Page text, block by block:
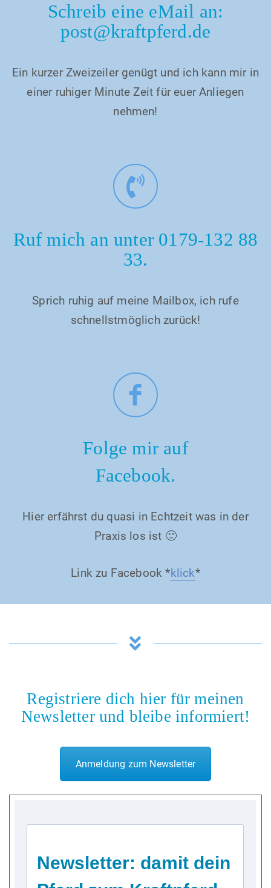
Schreib eine eMail an:
post@kraftpferd.de
Ein kurzer Zweizeiler genügt und ich kann mir in
einer ruhiger Minute Zeit für euer Anliegen
nehmen!
Ruf mich an unter 0179-132 88
33.
Sprich ruhig auf meine Mailbox, ich rufe
schnellstmöglich zurück!
Folge mir auf
Facebook.
Hier erfährst du quasi in Echtzeit was in der
Praxis los ist 🙂
Link zu Facebook *klick*
Registriere dich hier für meinen
Newsletter und bleibe informiert!
Anmeldung zum Newsletter